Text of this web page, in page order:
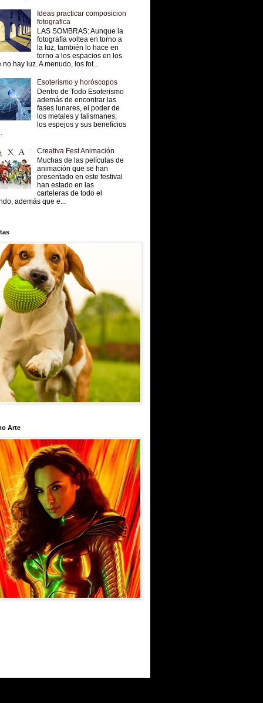
Ideas practicar composicion
fotografica
LAS SOMBRAS: Aunque la
fotografía voltea en torno a
la luz, también lo hace en
torno a los espacios en los
no hay luz. A menudo, los fot...
Esoterismo y horóscopos
Dentro de Todo Esoterismo
además de encontrar las
fases lunares, el poder de
los metales y talismanes,
los espejos y sus beneficios
Creativa Fest Animación
Muchas de las películas de
animación que se han
presentado en este festival
han estado en las
carteleras de todo el
además que e...
Arte